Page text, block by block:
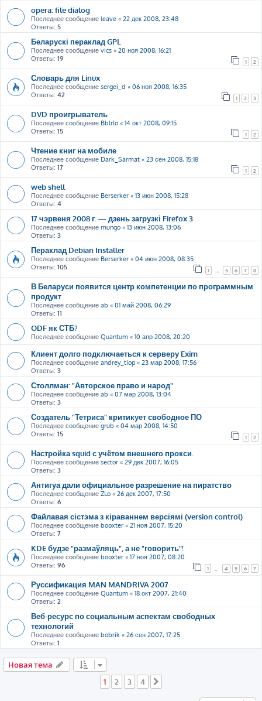
opera: file dialog
Последнее сообщение leave « 22 дек 2008, 23:48
Ответы: 5
Беларускі пераклад GPL
Последнее сообщение vics « 20 ноя 2008, 16:21
Ответы: 19 1 2
Словарь для Linux
Последнее сообщение sergei_d « 06 ноя 2008, 16:35
Ответы: 42 1 2 3
DVD проигрыватель
Последнее сообщение Bblrlo « 14 окт 2008, 09:15
Ответы: 15 1 2
Чтение книг на мобиле
Последнее сообщение Dark_Sarmat « 23 сен 2008, 15:18
Ответы: 17 1 2
web shell
Последнее сообщение Berserker « 13 июн 2008, 15:28
Ответы: 4
17 чэрвеня 2008 г. — дзень загрузкі Firefox 3
Последнее сообщение mungo « 13 июн 2008, 13:06
Ответы: 3
Пераклад Debian Installer
Последнее сообщение Berserker « 04 июн 2008, 08:35
Ответы: 105 1 5 6 7 8
В Беларуси появится центр компетенции по программным
продукт
Последнее сообщение ab « 01 май 2008, 06:29
Ответы: 11
ODF як СТБ?
Последнее сообщение Quantum « 10 апр 2008, 20:20
Клиент долго подключаеться к серверу Exim
Последнее сообщение andrey_tiop « 23 мар 2008, 17:56
Ответы: 3
Столлман: "Авторское право и народ"
Последнее сообщение ab « 07 мар 2008, 13:04
Ответы: 3
Создатель "Тетриса" критикует свободное ПО
Последнее сообщение grub « 04 мар 2008, 14:50
Ответы: 15 1 2
Настройка squid с учётом внешнего прокси.
Последнее сообщение sector « 29 дек 2007, 16:05
Ответы: 3
Антигуа дали официальное разрешение на пиратство
Последнее сообщение ZLo « 26 дек 2007, 17:50
Ответы: 6
Файлавая сістэма з кіраваннем версіямі (version control)
Последнее сообщение booxter « 21 ноя 2007, 15:20
Ответы: 7
KDE будзе "размаўляць", а не "говорить"!
Последнее сообщение booxter « 17 ноя 2007, 08:20
Ответы: 96 1 4 5 6 7
Руссификация MAN MANDRIVA 2007
Последнее сообщение Quantum « 18 окт 2007, 21:40
Ответы: 2
Веб-ресурс по социальным аспектам свободных
технологий
Последнее сообщение bobrik « 26 сен 2007, 17:25
Ответы: 1
Новая тема
1
2 3 4